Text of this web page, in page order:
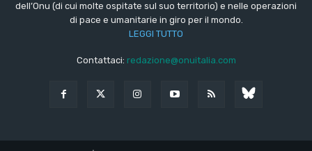
dell’Onu (di cui molte ospitate sul suo territorio) e nelle operazioni
di pace e umanitarie in giro per il mondo.
LEGGI TUTTO
Contattaci: redazione@onuitalia.com